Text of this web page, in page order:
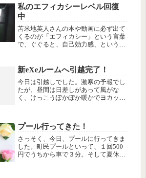
くっていうのと「はぐくみます」を
「育美」（新婦の名前）と大書する...
私のエフィカシーレベル回復
中
苫米地英人さんの本や動画に必ず出て
くるのが「エフィカシー」という言葉
で、ぐぐると、自己効力感、という訳
いうレベルのこと。
新eXeルームへ引越完了！
今日は引越しでした。激寒の予報でし
たが、昼間は日差しがあって風がな
く、けっこうぽかぽか暖かでヨカッタ
年は、いろんなイベントが始まりそう
ですよ！まずはホームページのリニュ
ー...
プール行ってきた！
さっそく、今日、プールに行ってきま
した。町民プールといって、１回500
円でうちから車で３分。そして夏休み